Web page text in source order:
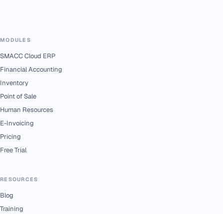
MODULES
SMACC Cloud ERP
Financial Accounting
Inventory
Point of Sale
Human Resources
E-Invoicing
Pricing
Free Trial
RESOURCES
Blog
Training